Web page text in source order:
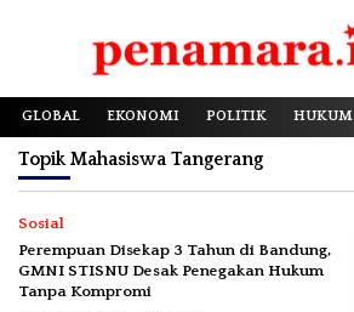
GLOBAL EKONOMI POLITIK HUKUM
TopikMahasiswa Tangerang
Sosial
Perempuan Disekap 3 Tahun di Bandung,
GMNI STISNU Desak Penegakan Hukum
Tanpa Kompromi